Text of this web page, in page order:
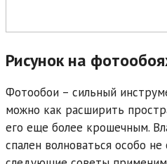
Рисунок на
Фотообои – сильный
можно как расширить
его еще более крошечным.
спален волноваться особо